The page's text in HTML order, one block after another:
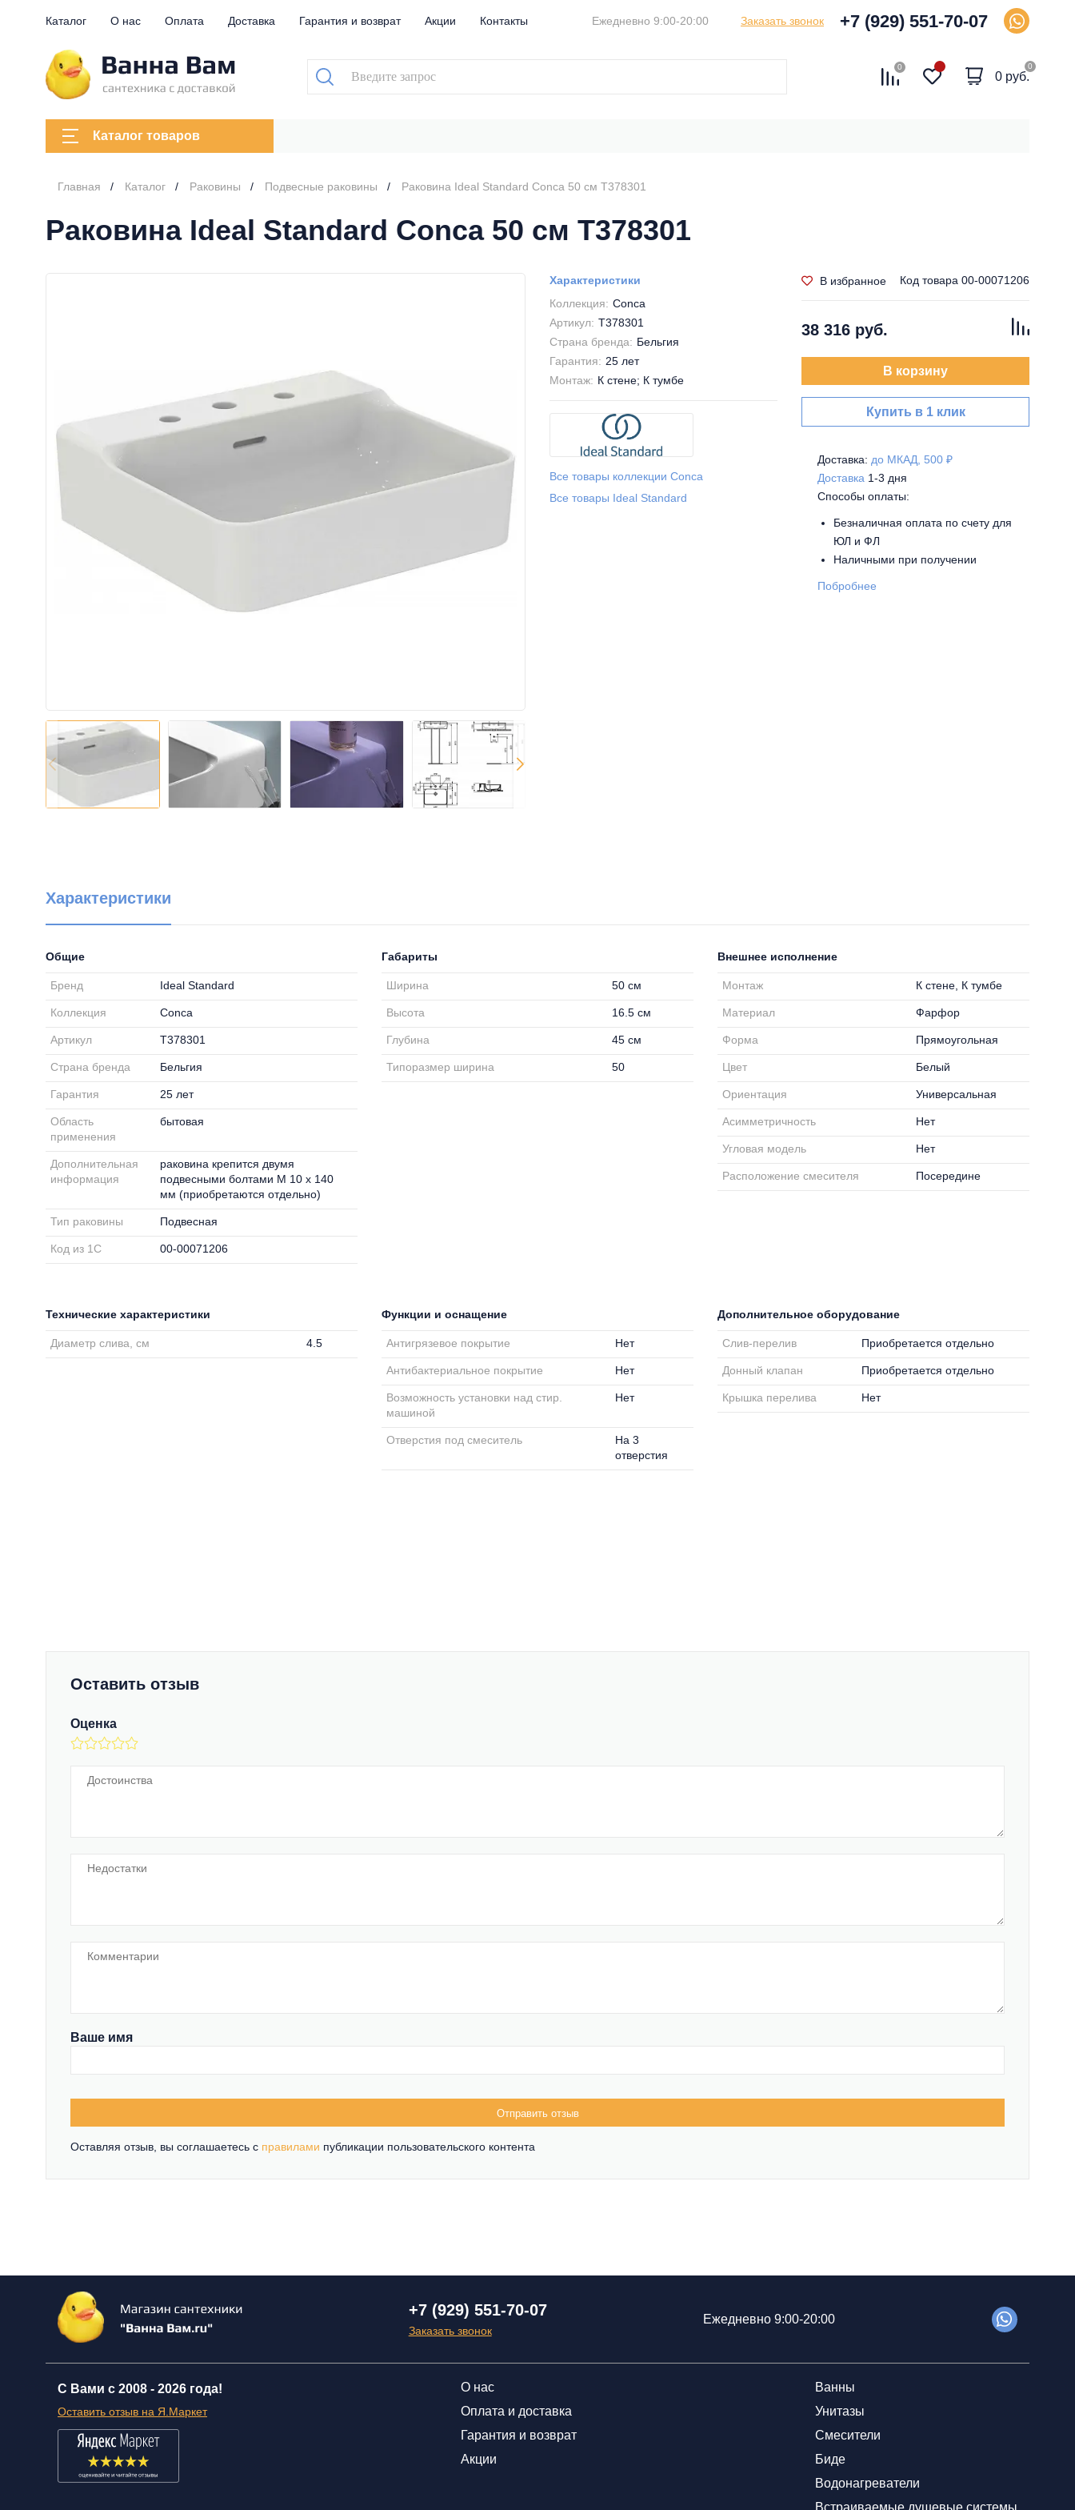
Каталог О нас Оплата Доставка Гарантия и возврат Акции Контакты Ежедневно 9:00-20:00 Заказать звонок +7 (929) 551-70-07
0 0
0 руб.
Каталог товаров
Главная Каталог Раковины Подвесные раковины Раковина Ideal Standard Conca 50 см T378301
Раковина Ideal Standard Conca 50 см T378301
Характеристики
Коллекция: Conca
Артикул: T378301
Страна бренда: Бельгия
Гарантия: 25 лет
Монтаж: К стене; К тумбе
Все товары коллекции Conca
Все товары Ideal Standard
В избранное Код товара 00-00071206
38 316 руб.
В корзину
Купить в 1 клик
Доставка: до МКАД, 500 ₽
Доставка 1-3 дня
Способы оплаты:
Безналичная оплата по счету для
ЮЛ и ФЛ
Наличными при получении
Побробнее
Характеристики
Общие
Бренд Ideal Standard
Коллекция Conca
Артикул T378301
Страна бренда Бельгия
Гарантия 25 лет
Область
применения
бытовая
Дополнительная
информация
раковина крепится двумя
подвесными болтами M 10 x 140
мм (приобретаются отдельно)
Тип раковины Подвесная
Код из 1С 00-00071206
Габариты
Ширина 50 см
Высота 16.5 см
Глубина 45 см
Типоразмер ширина 50
Внешнее исполнение
Монтаж К стене, К тумбе
Материал Фарфор
Форма Прямоугольная
Цвет Белый
Ориентация Универсальная
Асимметричность Нет
Угловая модель Нет
Расположение смесителя Посередине
Технические характеристики
Диаметр слива, см 4.5
Функции и оснащение
Антигрязевое покрытие Нет
Антибактериальное покрытие Нет
Возможность установки над стир.
машиной
Нет
Отверстия под смеситель
На 3
отверстия
Дополнительное оборудование
Слив-перелив Приобретается отдельно
Донный клапан Приобретается отдельно
Крышка перелива Нет
Оставить отзыв
Оценка
Ваше имя
Отправить отзыв
Оставляя отзыв, вы соглашаетесь c правилами публикации пользовательского контента
+7 (929) 551-70-07
Заказать звонок
Ежедневно 9:00-20:00
С Вами с 2008 - 2026 года!
Оставить отзыв на Я.Маркет
О нас
Оплата и доставка
Гарантия и возврат
Акции
Ванны
Унитазы
Смесители
Биде
Водонагреватели
Встраиваемые душевые системы